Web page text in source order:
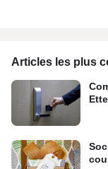
Articles les plus